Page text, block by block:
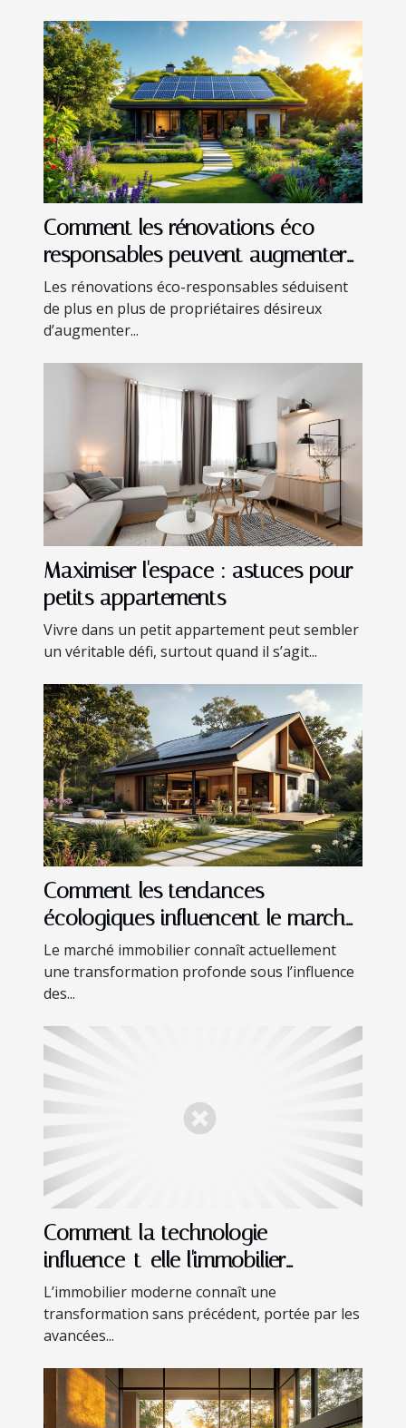
Comment les rénovations éco-
responsables peuvent augmenter
la valeur d'une propriété?
Les rénovations éco-responsables séduisent
de plus en plus de propriétaires désireux
d’augmenter...
Maximiser l'espace : astuces pour
petits appartements
Vivre dans un petit appartement peut sembler
un véritable défi, surtout quand il s’agit...
Comment les tendances
écologiques influencent le marché
immobilier ?
Le marché immobilier connaît actuellement
une transformation profonde sous l’influence
des...
Comment la technologie
influence-t-elle l'immobilier
moderne ?
L’immobilier moderne connaît une
transformation sans précédent, portée par les
avancées...